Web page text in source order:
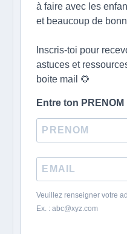
à faire avec les
et beaucoup de
Inscris-toi pour
astuces et
boite mail 🌻
Entre ton PRENOM
Veuillez renseigner votre
Ex. : abc@xyz.com